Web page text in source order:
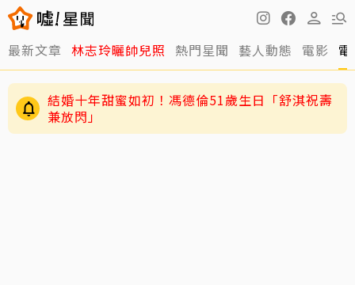
最新文章 林志玲曬帥兒照 熱門星聞 藝人動態 電影
結婚十年甜蜜如初！馮德倫51歲生日「舒淇祝壽
兼放閃」